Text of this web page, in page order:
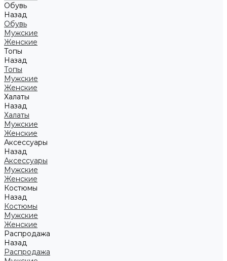
Обувь
Назад
Обувь
Мужские
Женские
Топы
Назад
Топы
Мужские
Женские
Халаты
Назад
Халаты
Мужские
Женские
Аксессуары
Назад
Аксессуары
Мужские
Женские
Костюмы
Назад
Костюмы
Мужские
Женские
Распродажа
Назад
Распродажа